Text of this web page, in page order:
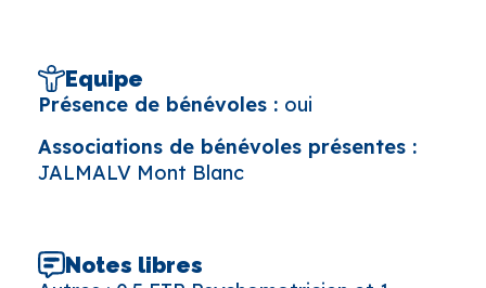
Equipe
Présence de bénévoles : oui
Associations de bénévoles présentes :
JALMALV Mont Blanc
Notes libres